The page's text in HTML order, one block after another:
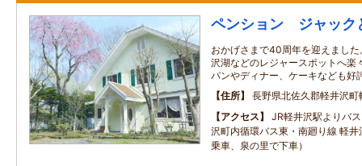
ペンション ジャック
おかげさまで40周年を迎えまし
沢湖などのレジャースポットへ楽
パンやディナー、ケーキなども好
住所
長野県北佐久郡軽井沢
アクセス
JR軽井沢駅よりバ
沢町内循環バス東・南廻り線 軽
乗車、泉の里で下車）